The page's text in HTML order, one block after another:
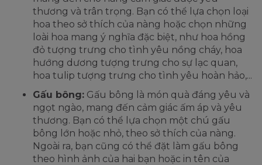
thương và trân trọng. Bạn có thể lựa chọn loại
hoa theo sở thích của nàng hoặc chọn những
loài hoa mang ý nghĩa đặc biệt, như hoa hồng
đỏ tượng trưng cho tình yêu nồng cháy, hoa
hướng dương tượng trưng cho sự lạc quan,
hoa tulip tượng trưng cho tình yêu hoàn hảo,...
Gấu bông: Gấu bông là món quà đáng yêu và
ngọt ngào, mang đến cảm giác ấm áp và yêu
thương. Bạn có thể lựa chọn một chú gấu
bông lớn hoặc nhỏ, theo sở thích của nàng.
Ngoài ra, bạn cũng có thể đặt làm gấu bông
theo hình ảnh của hai bạn hoặc in tên của